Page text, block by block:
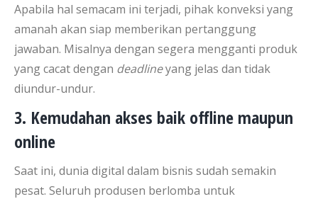
Apabila hal semacam ini terjadi, pihak konveksi yang
amanah akan siap memberikan pertanggung
jawaban. Misalnya dengan segera mengganti produk
yang cacat dengan deadlineyang jelas dan tidak
diundur-undur.
3. Kemudahan akses baik offline maupun
online
Saat ini, dunia digital dalam bisnis sudah semakin
pesat. Seluruh produsen berlomba untuk